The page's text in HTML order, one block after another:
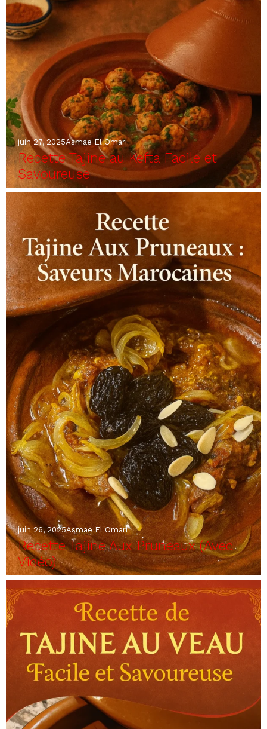
juin 27, 2025Asmae El Omari
Recette Tajine au Kefta Facile et
Savoureuse
juin 26, 2025Asmae El Omari
Recette Tajine Aux Pruneaux (Avec
Vidéo)